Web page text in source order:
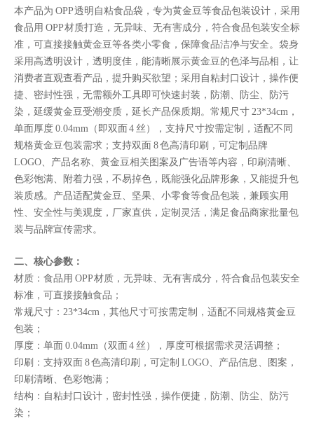
本产品为 OPP 透明自粘食品袋，专为黄金豆等食品包装设计，采用
食品用 OPP 材质打造，无异味、无有害成分，符合食品包装安全标
准，可直接接触黄金豆等各类小零食，保障食品洁净与安全。袋身
采用高透明设计，透明度佳，能清晰展示黄金豆的色泽与品相，让
消费者直观查看产品，提升购买欲望；采用自粘封口设计，操作便
捷、密封性强，无需额外工具即可快速封装，防潮、防尘、防污
染，延缓黄金豆受潮变质，延长产品保质期。常规尺寸 23*34cm，
单面厚度 0.04mm（即双面 4 丝），支持尺寸按需定制，适配不同
规格黄金豆包装需求；支持双面 8 色高清印刷，可定制品牌
LOGO、产品名称、黄金豆相关图案及广告语等内容，印刷清晰、
色彩饱满、附着力强，不易掉色，既能强化品牌形象，又能提升包
装质感。产品适配黄金豆、坚果、小零食等食品包装，兼顾实用
性、安全性与美观度，厂家直供，定制灵活，满足食品商家批量包
装与品牌宣传需求。
二、核心参数：
材质：食品用 OPP 材质，无异味、无有害成分，符合食品包装安全
标准，可直接接触食品；
常规尺寸：23*34cm，其他尺寸可按需定制，适配不同规格黄金豆
包装；
厚度：单面 0.04mm（双面 4 丝），厚度可根据需求灵活调整；
印刷：支持双面 8 色高清印刷，可定制 LOGO、产品信息、图案，
印刷清晰、色彩饱满；
结构：自粘封口设计，密封性强，操作便捷，防潮、防尘、防污
染；